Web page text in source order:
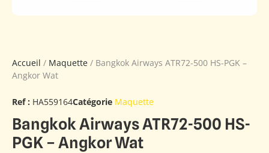
Accueil / Maquette / Bangkok Airways ATR72-500 HS-PGK –
Angkor Wat
Ref : HA559164Catégorie Maquette
Bangkok Airways ATR72-500 HS-
PGK – Angkor Wat